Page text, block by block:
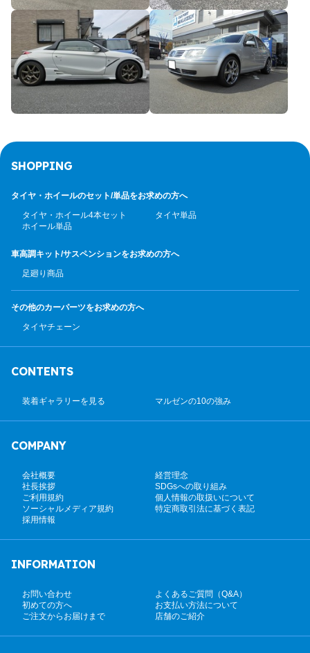
SHOPPING
タイヤ・ホイールのセット/単品をお求めの方へ
タイヤ・ホイール4本セット
タイヤ単品
ホイール単品
車高調キット/サスペンションをお求めの方へ
足廻り商品
その他のカーパーツをお求めの方へ
タイヤチェーン
CONTENTS
装着ギャラリーを見る マルゼンの10の強み
COMPANY
会社概要
経営理念
社長挨拶
SDGsへの取り組み
ご利用規約
個人情報の取扱いについて
ソーシャルメディア規約
特定商取引法に基づく表記
採用情報
INFORMATION
お問い合わせ
よくあるご質問（Q&A）
初めての方へ
お支払い方法について
ご注文からお届けまで
店舗のご紹介